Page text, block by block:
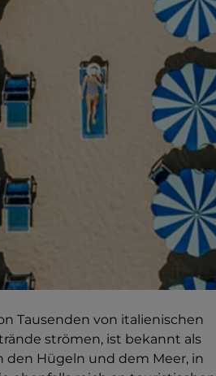
Tausenden von italienischen
strömen, ist bekannt als
den Hügeln und dem Meer, in